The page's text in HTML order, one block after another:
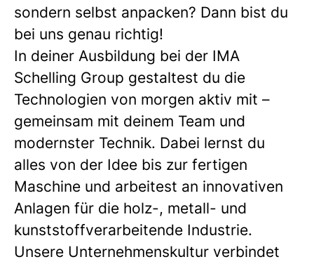
sondern selbst anpacken? Dann bist du
bei uns genau richtig!
In deiner Ausbildung bei der IMA
Schelling Group gestaltest du die
Technologien von morgen aktiv mit –
gemeinsam mit deinem Team und
modernster Technik. Dabei lernst du
alles von der Idee bis zur fertigen
Maschine und arbeitest an innovativen
Anlagen für die holz-, metall- und
kunststoffverarbeitende Industrie.
Unsere Unternehmenskultur verbindet